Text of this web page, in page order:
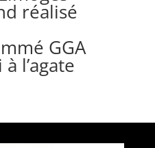
réalisé
GGA
l’agate